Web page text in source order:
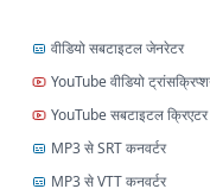
वीडियो सबटाइटल जेनरेटर
YouTube वीडियो
YouTube सबटाइटल क्रिएटर
MP3 से SRT कनवर्टर
MP3 से VTT कनवर्टर